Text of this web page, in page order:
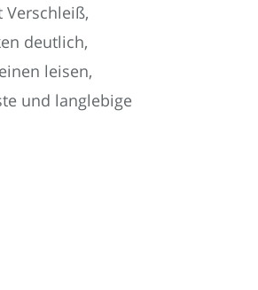
deutlich,
leisen,
und langlebige